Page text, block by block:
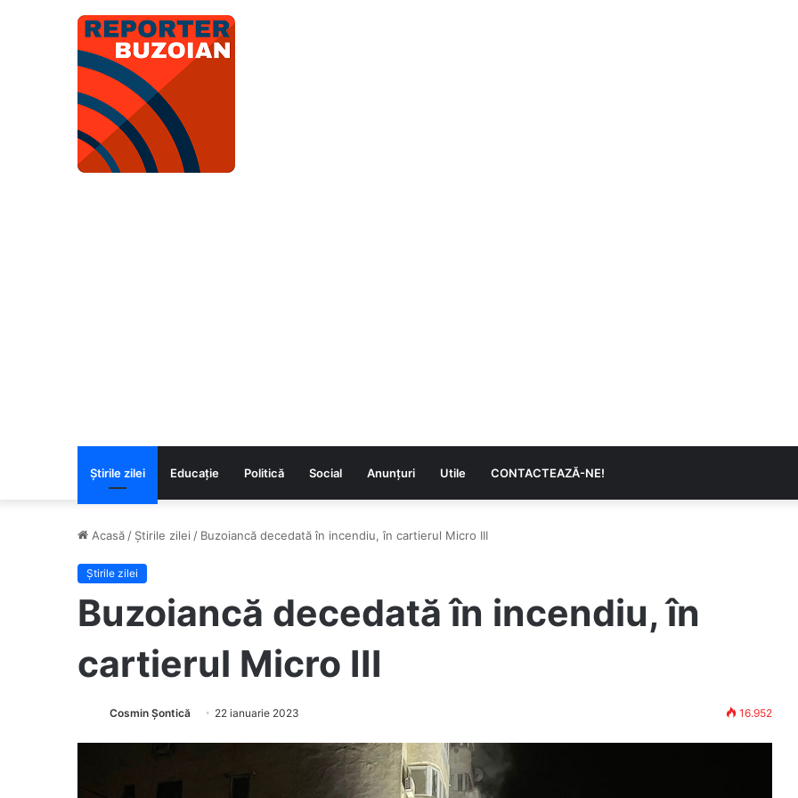
Știrile zilei Educaţie Politică Social Anunțuri Utile CONTACTEAZĂ-NE!
Acasă / Știrile zilei / Buzoiancă decedată în incendiu, în cartierul Micro III
Știrile zilei
Buzoiancă decedată în incendiu, în
cartierul Micro III
Cosmin Șontică 22 ianuarie 2023 16.952